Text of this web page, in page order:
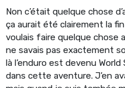
Non c’était quelque chose
ça aurait été clairement la
voulais faire quelque chose
ne savais pas exactement
là l’enduro est devenu
dans cette aventure. J’en